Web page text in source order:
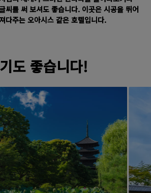
씨를 써 보셔도 좋습니다. 이곳은 시공을 뛰어
다주는 오아시스 같은 호텔입니다.
도 좋습니다!